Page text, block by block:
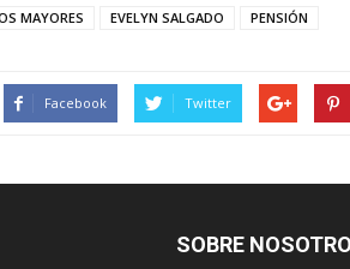
MAYORES EVELYN SALGADO PENSIÓN
Facebook Twitter
SOBRE